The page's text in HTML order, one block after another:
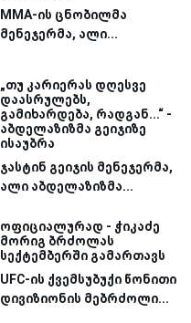
MMA-ის ცნობილმა
მენეჯერმა, ალი...
„თუ კარიერას დღესვე
დაასრულებს,
გამიხარდება, რადგან...“ -
აბდელაზიზმა გეიჯიზე
ისაუბრა
ჯასტინ გეიჯის მენეჯერმა,
ალი აბდელაზიზმა...
ოფიციალურად - ჭიკაძე
მორიგ ბრძოლას
სექტემბერში გამართავს
UFC-ის ქვემსუბუქი წონითი
დივიზიონის მებრძოლი...